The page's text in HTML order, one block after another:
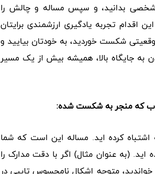
بدانید، و سپس مساله و چالش را
اقدام تجربه یادگیری ارزشمندی برایتان
شکست خوردید، به خودتان بیایید و
به جایگاه بالا، همیشه بیش از یک مسیر
کرده اید. مساله این است که شما
­اید. (به عنوان مثال) اگر با دقت مدارک را
متوجه اشکال نامحسوس تایپی در